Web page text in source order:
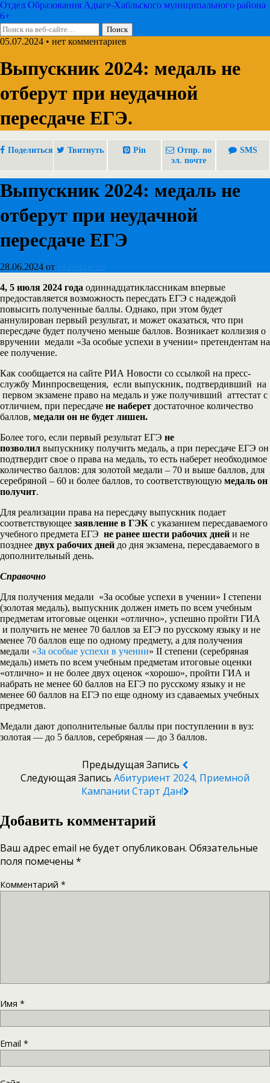
Отдел Образования Адыге-Хабльского муниципального района
6+
05.07.2024 • нет комментариев
Выпускник 2024: медаль не
отберут при неудачной
пересдаче ЕГЭ.
Поделиться Твитнуть Pin
Отпр. по
эл. почте
SMS
Выпускник 2024: медаль не
отберут при неудачной
пересдаче ЕГЭ
28.06.2024 от eduinspector
4, 5 июля 2024 года одиннадцатиклассникам впервые
предоставляется возможность пересдать ЕГЭ с надеждой
повысить полученные баллы. Однако, при этом будет
аннулирован первый результат, и может оказаться, что при
пересдаче будет получено меньше баллов. Возникает коллизия о
вручении медали «За особые успехи в учении» претендентам на
ее получение.
Как сообщается на сайте РИА Новости со ссылкой на пресс-
службу Минпросвещения, если выпускник, подтвердивший на
первом экзамене право на медаль и уже получивший аттестат с
отличием, при пересдаче не наберет достаточное количество
баллов, медали он не будет лишен.
Более того, если первый результат ЕГЭ не
позволил выпускнику получить медаль, а при пересдаче ЕГЭ он
подтвердит свое о права на медаль, то есть наберет необходимое
количество баллов: для золотой медали – 70 и выше баллов, для
серебряной – 60 и более баллов, то соответствующую медаль он
получит.
Для реализации права на пересдачу выпускник подает
соответствующее заявление в ГЭК с указанием пересдаваемого
учебного предмета ЕГЭ не ранее шести рабочих дней и не
позднее двух рабочих дней до дня экзамена, пересдаваемого в
дополнительный день.
Справочно
Для получения медали «За особые успехи в учении» I степени
(золотая медаль), выпускник должен иметь по всем учебным
предметам итоговые оценки «отлично», успешно пройти ГИА
и получить не менее 70 баллов за ЕГЭ по русскому языку и не
менее 70 баллов еще по одному предмету, а для получения
медали «За особые успехи в учении» II степени (серебряная
медаль) иметь по всем учебным предметам итоговые оценки
«отлично» и не более двух оценок «хорошо», пройти ГИА и
набрать не менее 60 баллов на ЕГЭ по русскому языку и не
менее 60 баллов на ЕГЭ по еще одному из сдаваемых учебных
предметов.
Медали дают дополнительные баллы при поступлении в вуз:
золотая — до 5 баллов, серебряная — до 3 баллов.
Предыдущая Запись
Следующая Запись Абитуриент 2024, Приемной
Кампании Старт Дан!
Добавить комментарий
Ваш адрес email не будет опубликован. Обязательные
поля помечены *
Комментарий *
Имя *
Email *